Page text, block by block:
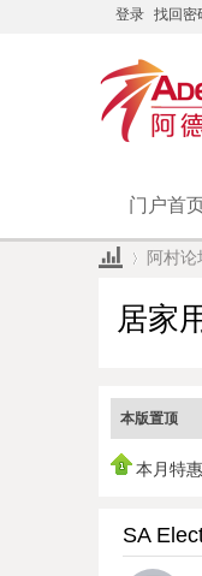
登录 找回密
门户首
阿村论
居家
本版置顶
本月特
SA